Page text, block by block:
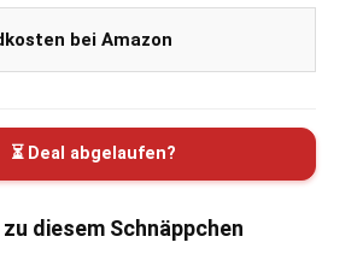
bei Amazon
⏳ Deal abgelaufen?
diesem Schnäppchen